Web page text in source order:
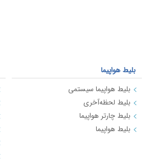
بلیط هواپیما
بلیط هواپیما سیستمی
بلیط لحظه‌آخری
بلیط چارتر هواپیما
بلیط هواپیما